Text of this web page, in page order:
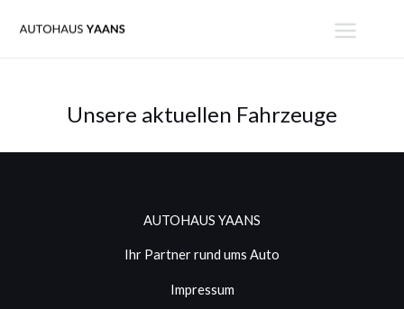
Inhalt
Unsere aktuellen Fahrzeuge
AUTOHAUS YAANS
Ihr Partner rund ums Auto
Impressum